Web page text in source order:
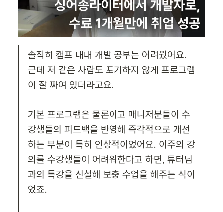
솔직히 캠프 내내 개발 공부는 어려웠어요.
근데 저 같은 사람도 포기하지 않게 프로그램
이 잘 짜여 있더라고요.
기본 프로그램은 물론이고 매니저분들이 수
강생들의 피드백을 반영해 즉각적으로 개선
하는 부분이 특히 인상적이었어요. 이주의 강
의를 수강생들이 어려워한다고 하면, 튜터님
과의 특강을 신설해 보충 수업을 해주는 식이
었죠.